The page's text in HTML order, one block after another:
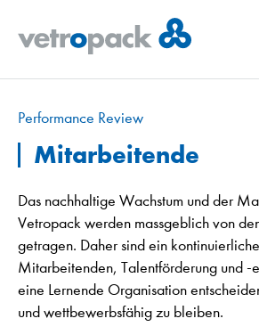
Performance Review
Mitarbeitende
Das nachhaltige Wachstum und der
Vetropack werden massgeblich von
getragen. Daher sind ein
Mitarbeitenden, Talentförderung und -
eine Lernende Organisation
und wettbewerbsfähig zu bleiben.